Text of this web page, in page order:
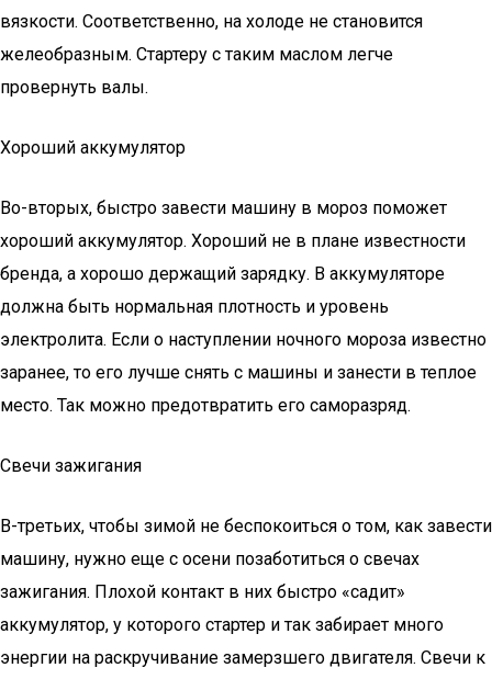
вязкости. Соответственно, на холоде не становится
желеобразным. Стартеру с таким маслом легче
провернуть валы.
Хороший аккумулятор
Во-вторых, быстро завести машину в мороз поможет
хороший аккумулятор. Хороший не в плане известности
бренда, а хорошо держащий зарядку. В аккумуляторе
должна быть нормальная плотность и уровень
электролита. Если о наступлении ночного мороза известно
заранее, то его лучше снять с машины и занести в теплое
место. Так можно предотвратить его саморазряд.
Свечи зажигания
В-третьих, чтобы зимой не беспокоиться о том, как завести
машину, нужно еще с осени позаботиться о свечах
зажигания. Плохой контакт в них быстро «садит»
аккумулятор, у которого стартер и так забирает много
энергии на раскручивание замерзшего двигателя. Свечи к